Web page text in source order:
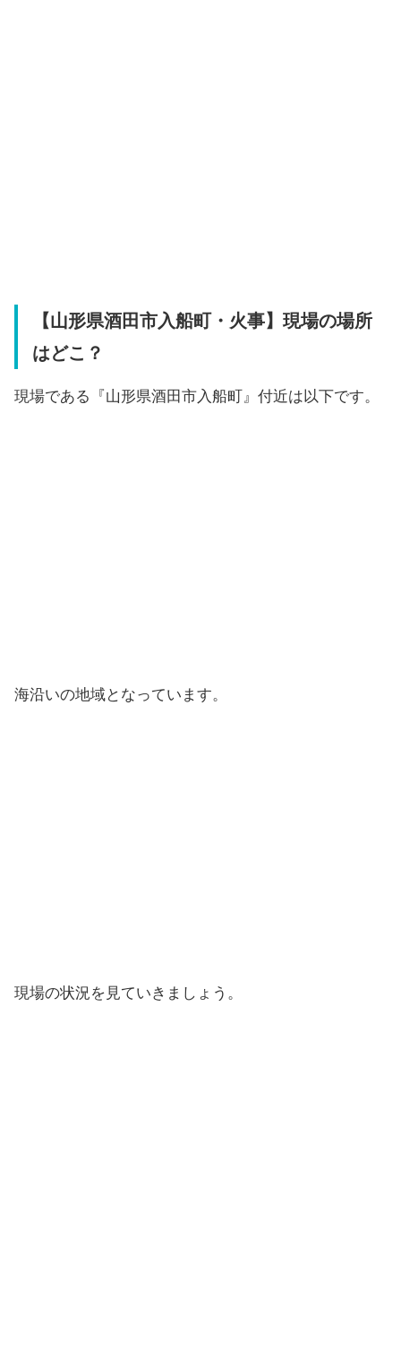
【山形県酒田市入船町・火事】現場の場所
はどこ？
現場である『山形県酒田市入船町』付近は以下です。
海沿いの地域となっています。
現場の状況を見ていきましょう。